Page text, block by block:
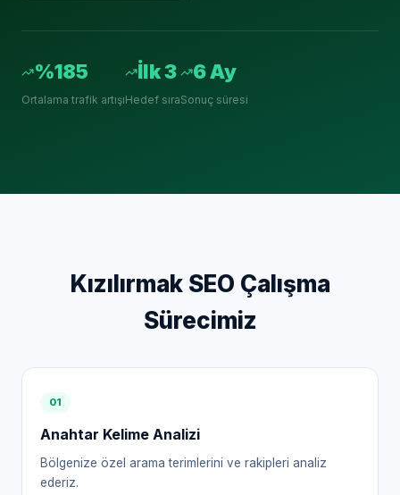
%185
Ortalama trafik artışı
İlk 3
Hedef sıra
6 Ay
Sonuç süresi
KızılırmakSEO Çalışma
Sürecimiz
01
Anahtar Kelime Analizi
Bölgenize özel arama terimlerini ve rakipleri analiz
ederiz.